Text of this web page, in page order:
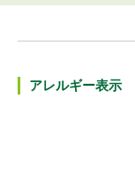
アレルギー表⽰